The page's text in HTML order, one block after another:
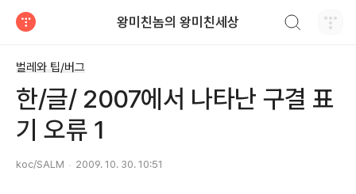
왕미친놈의 왕미친세상
벌레와 팁/버그
한/글/ 2007에서 나타난 구결 표
기 오류 1
koc/SALM 2009. 10. 30. 10:51